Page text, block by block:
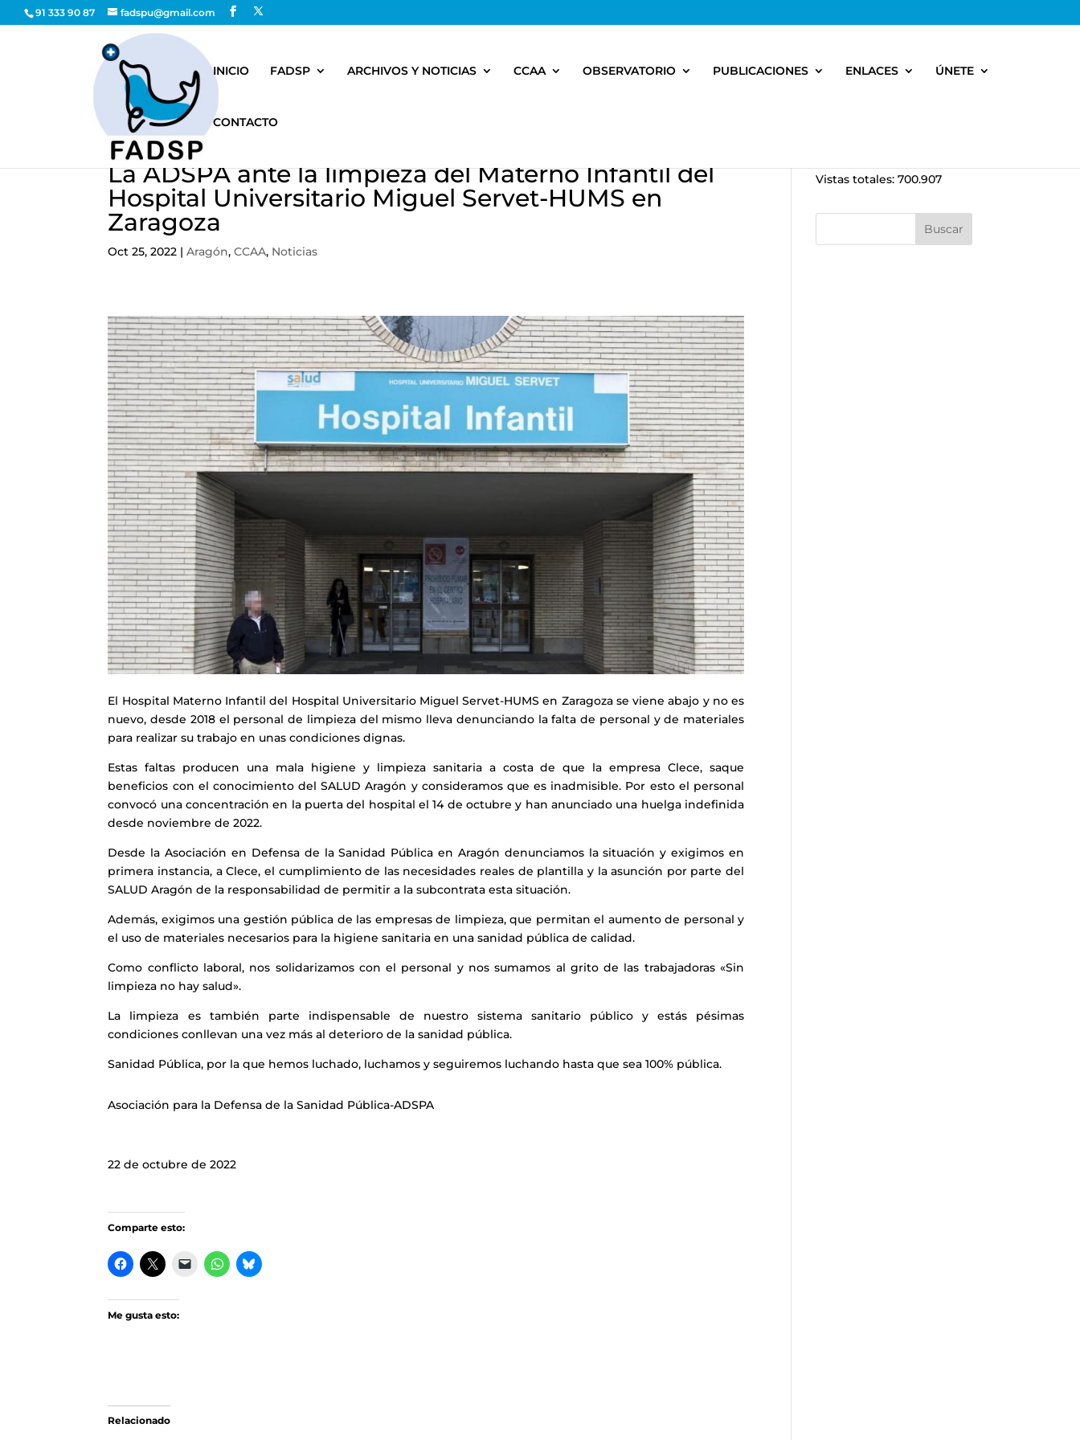
91 333 90 87 fadspu@gmail.com
INICIO FADSP ARCHIVOS Y NOTICIAS CCAA OBSERVATORIO PUBLICACIONES ENLACES ÚNETE
CONTACTO
La ADSPA ante la limpieza del Materno Infantil del
Hospital Universitario Miguel Servet-HUMS en
Zaragoza
Oct 25, 2022 |Aragón,CCAA, Noticias
El Hospital Materno Infantil del Hospital Universitario Miguel Servet-HUMS en Zaragoza se viene abajo y no es
nuevo, desde 2018 el personal de limpieza del mismo lleva denunciando la falta de personal y de materiales
para realizar su trabajo en unas condiciones dignas.
Estas faltas producen una mala higiene y limpieza sanitaria a costa de que la empresa Clece, saque
beneficios con el conocimiento del SALUD Aragón y consideramos que es inadmisible. Por esto el personal
convocó una concentración en la puerta del hospital el 14 de octubre y han anunciado una huelga indefinida
desde noviembre de 2022.
Desde la Asociación en Defensa de la Sanidad Pública en Aragón denunciamos la situación y exigimos en
primera instancia, a Clece, el cumplimiento de las necesidades reales de plantilla y la asunción por parte del
SALUD Aragón de la responsabilidad de permitir a la subcontrata esta situación.
Además, exigimos una gestión pública de las empresas de limpieza, que permitan el aumento de personal y
el uso de materiales necesarios para la higiene sanitaria en una sanidad pública de calidad.
Como conflicto laboral, nos solidarizamos con el personal y nos sumamos al grito de las trabajadoras «Sin
limpieza no hay salud».
La limpieza es también parte indispensable de nuestro sistema sanitario público y estás pésimas
condiciones conllevan una vez más al deterioro de la sanidad pública.
Sanidad Pública, por la que hemos luchado, luchamos y seguiremos luchando hasta que sea 100% pública.
Asociación para la Defensa de la Sanidad Pública-ADSPA
22 de octubre de 2022
Comparte esto:
Me gusta esto:
Relacionado
Vistas totales:700.907